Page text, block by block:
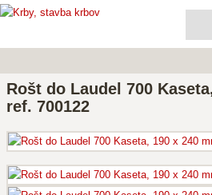
Rošt do Laudel 700
ref. 700122